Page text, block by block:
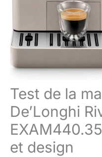
Test de la
De’Longhi
et design